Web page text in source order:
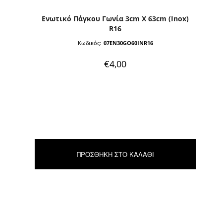
Ενωτικό Πάγκου Γωνία 3cm X 63cm (Inox)
R16
Κωδικός: 07EN30GO60INR16
€4,00
ΠΡΟΣΘΉΚΗ ΣΤΟ ΚΑΛΆΘΙ